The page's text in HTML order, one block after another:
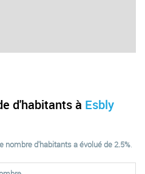
d'habitants à Esbly
nombre d'habitants a évolué de 2.5%.